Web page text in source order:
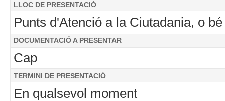
LLOC DE PRESENTACIÓ
Punts d'Atenció a la Ciutadania, o
DOCUMENTACIÓ A PRESENTAR
Cap
TERMINI DE PRESENTACIÓ
En qualsevol moment